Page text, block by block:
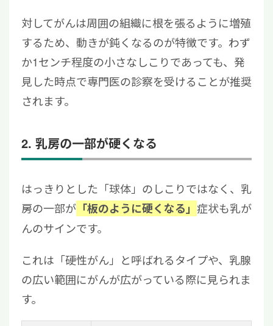
対してがんは周囲の組織に根を張るように増殖
するため、動きが鈍くなるのが特徴です。わず
か1センチ程度の小さなしこりであっても、発
見した時点で専門医の診察を受けることが推奨
されます。
2. 乳房の一部が硬くなる
はっきりとした「球体」のしこりではなく、乳
房の一部が 「板のように硬くなる」 症状も乳が
んのサインです。
これは「硬性がん」と呼ばれるタイプや、乳腺
の広い範囲にがんが広がっている際に見られま
す。